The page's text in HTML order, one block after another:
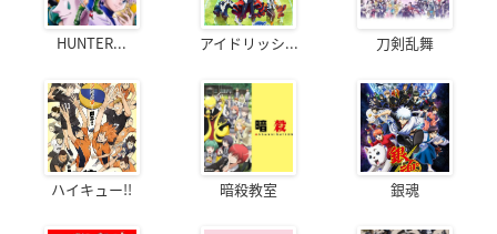
HUNTER... アイドリッシ... 刀剣乱舞
ハイキュー!! 暗殺教室 銀魂